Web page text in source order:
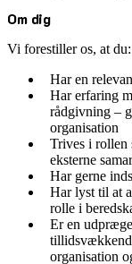
Om dig
Vi forestiller os, at du:
Har en
Har erfaring
rådgivning –
organisation
Trives i rollen
eksterne
Har gerne
Har lyst til at
rolle i
Er en
organisation